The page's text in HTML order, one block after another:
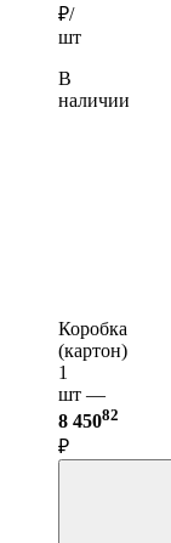
₽/
шт
В
наличии
Коробка
(картон)
1
шт —
8 45082
₽